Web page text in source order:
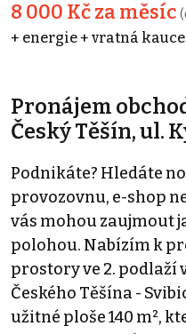
8 000 Kč za měsíc
+ energie + vratná
Pronájem
Český Těšín, ul.
Podnikáte? Hledáte
provozovnu, e-shop
vás mohou zaujmout
polohou. Nabízím k
prostory ve 2. podlaží
Českého Těšína -
užitné ploše 140 m²,